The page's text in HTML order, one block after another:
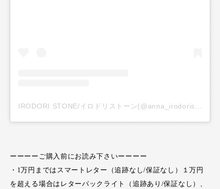
ーーーーご購入前にお読み下さいーーーー
・1万円まではスマートレター（追跡なし/保証なし）１万円
を超える場合はレターパックライト（追跡あり/保証なし）、